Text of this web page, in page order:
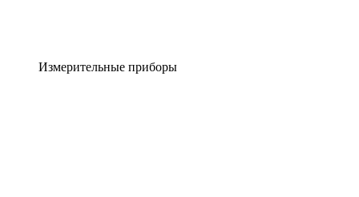
Измерительные приборы